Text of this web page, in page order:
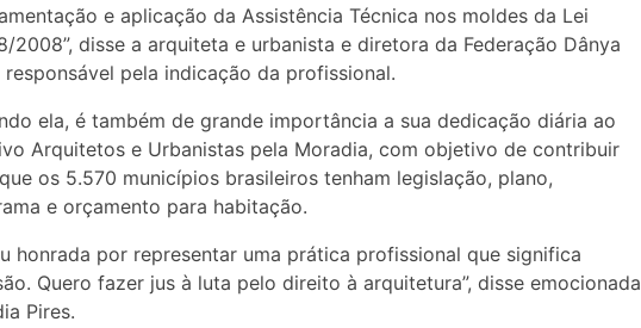
e aplicação da Assistência Técnica nos moldes da Lei
2008”, disse a arquiteta e urbanista e diretora da Federação Dânya
responsável pela indicação da profissional.
ela, é também de grande importância a sua dedicação diária ao
Arquitetos e Urbanistas pela Moradia, com objetivo de contribuir
os 5.570 municípios brasileiros tenham legislação, plano,
e orçamento para habitação.
honrada por representar uma prática profissional que significa
Quero fazer jus à luta pelo direito à arquitetura”, disse emocionada
Pires.